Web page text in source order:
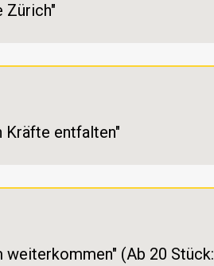
Zürich"
Kräfte entfalten"
weiterkommen" (Ab 20 Stück: